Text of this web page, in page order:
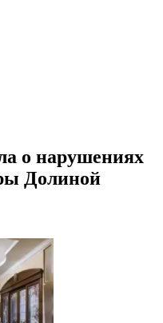
о нарушениях
Долиной